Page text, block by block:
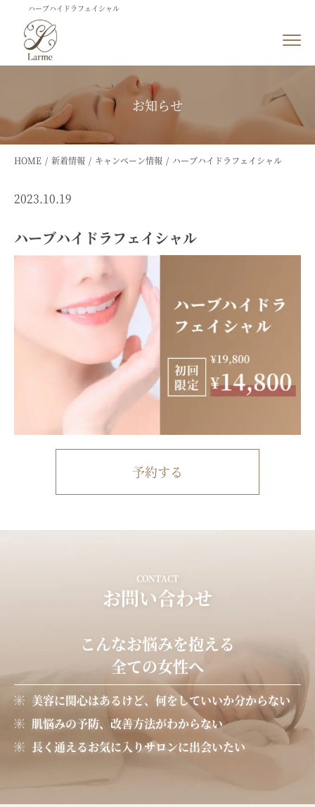
ハーブハイドラフェイシャル
お知らせ
HOME 新着情報 キャンペーン情報 ハーブハイドラフェイシャル
2023.10.19
ハーブハイドラフェイシャル
予約する
CONTACT
お問い合わせ
こんなお悩みを抱える
全ての女性へ
美容に関心はあるけど、何をしていいか分からない
肌悩みの予防、改善方法がわからない
長く通えるお気に入りサロンに出会いたい